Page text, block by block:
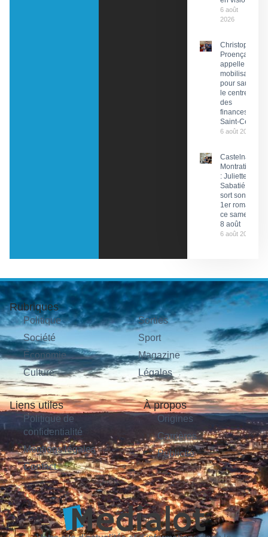
6 août
2026
Christophe
Proença
appelle à la
mobilisation
pour sauver
le centre
des
finances de
Saint-Céré
6 août 2026
Castelnau-
Montratier
: Juliette
Sabatié
sort son
1er roman
ce samedi
8 août
6 août 2026
Rubriques
Politique
Société
Économie
Culture
Sorties
Sport
Magazine
Légales
Liens utiles
Politique de
confidentialité
Mentions légales
Contact
À propos
Origines
Carrières
Publicité